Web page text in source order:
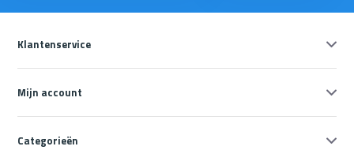
Klantenservice
Mijn account
Categorieën